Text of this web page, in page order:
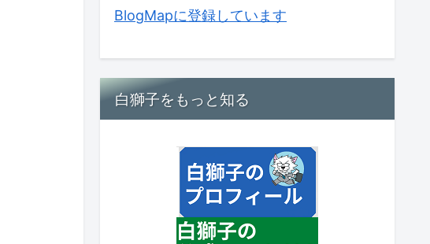
BlogMapに登録しています
白獅子をもっと知る